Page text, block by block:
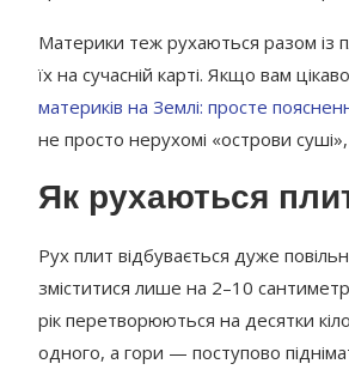
Материки теж рухаються разом із
їх на сучасній карті. Якщо вам
материків на Землі: просте
не просто нерухомі «острови
Як рухаються
Рух плит відбувається дуже
зміститися лише на 2–10
рік перетворюються на десятки
одного, а гори — поступово